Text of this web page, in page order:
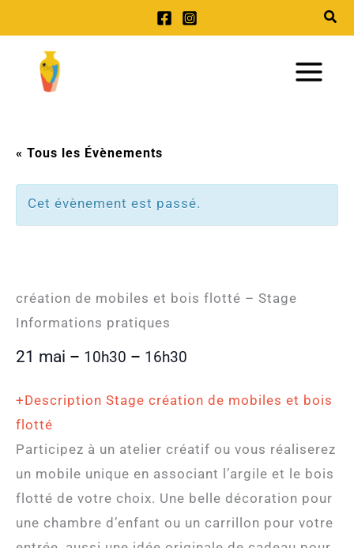
au
contenu
« Tous les Évènements
Cet évènement est passé.
création de mobiles et bois flotté – Stage
Informations pratiques
21 mai – 10h30 – 16h30
+Description Stage création de mobiles et bois
flotté
Participez à un atelier créatif ou vous réaliserez
un mobile unique en associant l’argile et le bois
flotté de votre choix. Une belle décoration pour
une chambre d’enfant ou un carrillon pour votre